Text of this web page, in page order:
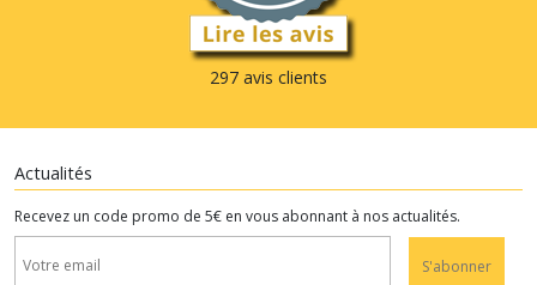
297 avis clients
Actualités
Recevez un code promo de 5€ en vous abonnant à nos actualités.
S'abonner